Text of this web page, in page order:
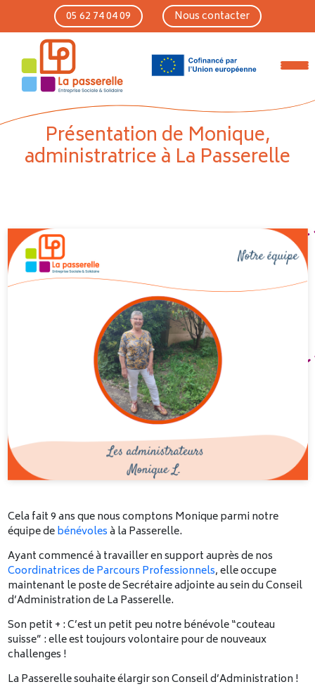
Skip to main content
05 62 74 04 09 Nous contacter
Présentation de Monique,
administratrice à La Passerelle
Cela fait 9 ans que nous comptons Monique parmi notre
équipe debénévolesà la Passerelle.
Ayant commencé à travailler en support auprès de nos
Coordinatrices de Parcours Professionnels, elle occupe
maintenant le poste de Secrétaire adjointe au sein du Conseil
d’Administration de La Passerelle.
Son petit + : C’est un petit peu notre bénévole “couteau
suisse” : elle est toujours volontaire pour de nouveaux
challenges !
La Passerelle souhaite élargir son Conseil d’Administration !